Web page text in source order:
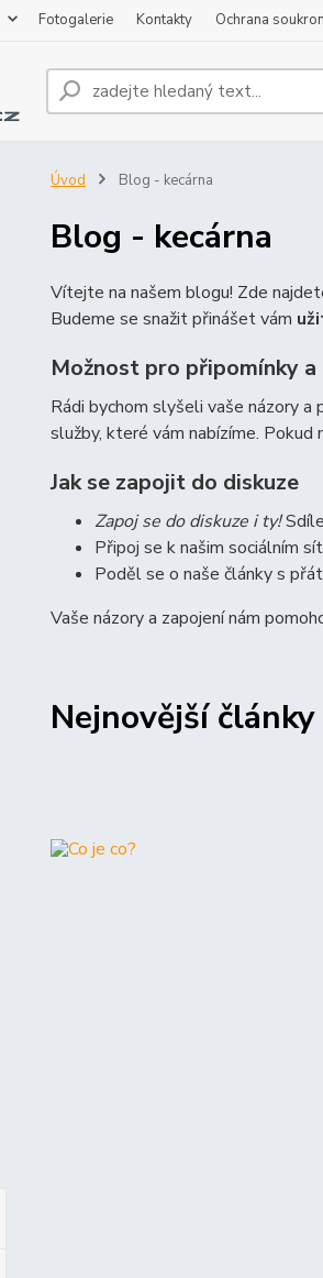
Fotogalerie Kontakty Ochrana
Úvod Blog - kecárna
Blog - kecárna
Vítejte na našem blogu! Zde
Budeme se snažit přinášet vám
Možnost pro připomínky
Rádi bychom slyšeli vaše názory a
služby, které vám nabízíme.
Jak se zapojit do diskuze
Zapoj se do diskuze i ty!
Připoj se k našim sociálním
Poděl se o naše články s
Vaše názory a zapojení nám
Nejnovější články